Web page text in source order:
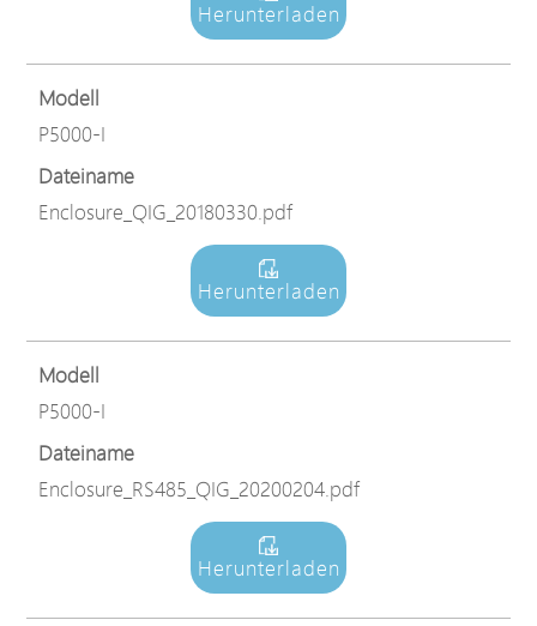
Herunterladen
Modell
P5000-I
Dateiname
Enclosure_QIG_20180330.pdf
Herunterladen
Modell
P5000-I
Dateiname
Enclosure_RS485_QIG_20200204.pdf
Herunterladen